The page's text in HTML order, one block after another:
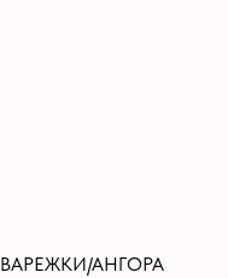
ВАРЕЖКИ/АНГОРА